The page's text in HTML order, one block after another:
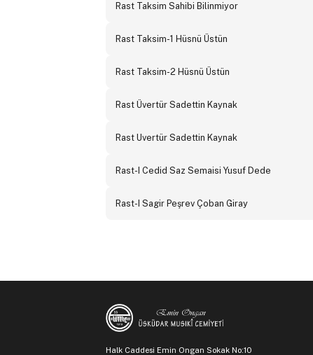
Rast Taksim Sahibi Bilinmiyor
Rast Taksim-1 Hüsnü Üstün
Rast Taksim-2 Hüsnü Üstün
Rast Üvertür Sadettin Kaynak
Rast Uvertür Sadettin Kaynak
Rast-I Cedid Saz Semaisi Yusuf Dede
Rast-I Sagir Peşrev Çoban Giray
Halk Caddesi Emin Ongan Sokak No:10